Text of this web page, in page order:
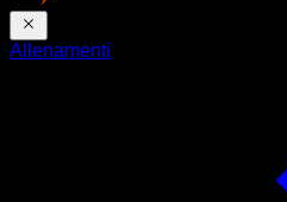
Allenamenti